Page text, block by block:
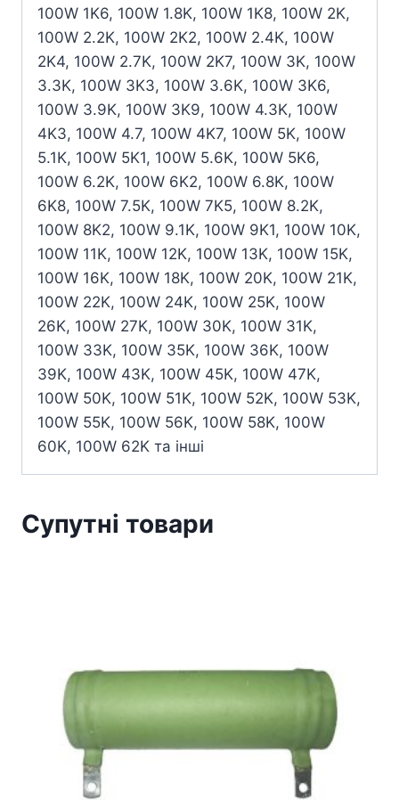
100W 1K6, 100W 1.8K, 100W 1K8, 100W 2K,
100W 2.2K, 100W 2K2, 100W 2.4K, 100W
2K4, 100W 2.7K, 100W 2K7, 100W 3K, 100W
3.3K, 100W 3K3, 100W 3.6K, 100W 3K6,
100W 3.9K, 100W 3K9, 100W 4.3K, 100W
4K3, 100W 4.7, 100W 4K7, 100W 5K, 100W
5.1K, 100W 5K1, 100W 5.6K, 100W 5K6,
100W 6.2K, 100W 6K2, 100W 6.8K, 100W
6K8, 100W 7.5K, 100W 7K5, 100W 8.2K,
100W 8K2, 100W 9.1K, 100W 9K1, 100W 10K,
100W 11K, 100W 12K, 100W 13K, 100W 15K,
100W 16K, 100W 18K, 100W 20K, 100W 21K,
100W 22K, 100W 24K, 100W 25K, 100W
26K, 100W 27K, 100W 30K, 100W 31K,
100W 33K, 100W 35K, 100W 36K, 100W
39K, 100W 43K, 100W 45K, 100W 47K,
100W 50K, 100W 51K, 100W 52K, 100W 53K,
100W 55K, 100W 56K, 100W 58K, 100W
60K, 100W 62K та інші
Супутні товари